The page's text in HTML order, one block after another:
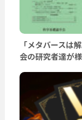
「メタバースは
会の研究者達が